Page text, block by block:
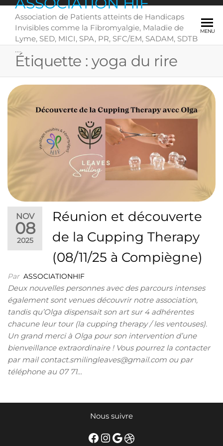
Skip
content
Association de Patients atteints de Handicaps
Invisibles comme la Fibromyalgie, Maladie de
Lyme, SED, MICI, SPA, PR, SFC/EM, SADAM, SDTB
….
MENU
Étiquette : yoga du rire
NOV
08
2025
Réunion et découverte
de la Cupping Therapy
(08/11/25 à Compiègne)
Par ASSOCIATIONHIF
Deux nouvelles personnes avec des parcours intenses
également sont venues découvrir notre association,
tandis qu’Olga dispensait son art sur 4 adhérentes
chacune leur tour (la cupping therapy / les ventouses).
Un grand merci à Olga pour son intervention d’une
bienveillance extraordinaire ! Vous pourrez la contacter
par mail contact.smilingleaves@gmail.com ou par
téléphone au 07 71…
Nous suivre
Facebook
Instagram
Google
Dribbble